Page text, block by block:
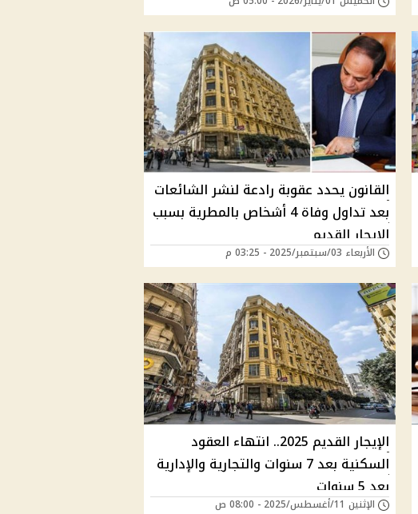
القانون يحدد عقوبة رادعة لنشر الشائعات
بعد تداول وفاة 4 أشخاص بالمطرية بسبب
الإيجار القديم
الأربعاء 03/سبتمبر/2025 - 03:25 م
الإيجار القديم 2025.. انتهاء العقود
السكنية بعد 7 سنوات والتجارية والإدارية
بعد 5 سنوات
الإثنين 11/أغسطس/2025 - 08:00 ص